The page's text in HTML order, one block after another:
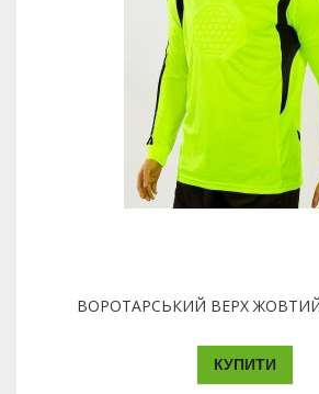
ВОРОТАРСЬКИЙ ВЕРХ ЖОВТИЙ
КУПИТИ